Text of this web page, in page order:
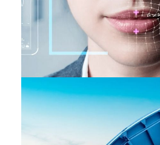
Identité & Sécurité
INDUSTRIES